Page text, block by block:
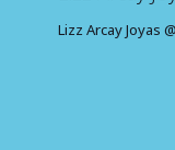
Lizz Arcay Joyas